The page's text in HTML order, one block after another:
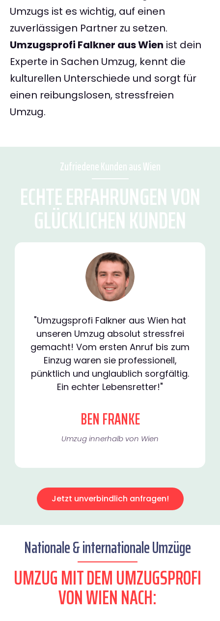
Umzugs ist es wichtig, auf einen
zuverlässigen Partner zu setzen.
Umzugsprofi Falkner aus Wien ist dein
Experte in Sachen Umzug, kennt die
kulturellen Unterschiede und sorgt für
einen reibungslosen, stressfreien
Umzug.
Zufriedene Kunden aus Wien
ECHTE ERFAHRUNGEN VON
GLÜCKLICHEN KUNDEN
"Umzugsprofi Falkner aus Wien hat
unseren Umzug absolut stressfrei
gemacht! Vom ersten Anruf bis zum
Einzug waren sie professionell,
pünktlich und unglaublich sorgfältig.
Ein echter Lebensretter!"
BEN FRANKE
Umzug innerhalb von Wien​
Jetzt unverbindlich anfragen!
Nationale & internationale Umzüge
UMZUG MIT DEM UMZUGSPROFI
VON WIEN NACH: